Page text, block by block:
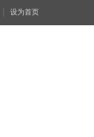
设为首页